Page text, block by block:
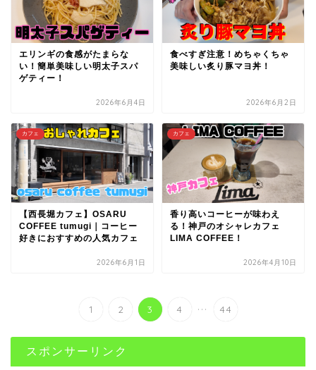
エリンギの食感がたまらな
い！簡単美味しい明太子スパ
ゲティー！
2026年6月4日
食べすぎ注意！めちゃくちゃ
美味しい炙り豚マヨ丼！
2026年6月2日
カフェ
【西長堀カフェ】OSARU
COFFEE tumugi｜コーヒー
好きにおすすめの人気カフェ
2026年6月1日
カフェ
香り高いコーヒーが味わえ
る！神戸のオシャレカフェ
LIMA COFFEE！
2026年4月10日
1 2 3 4 ... 44
スポンサーリンク